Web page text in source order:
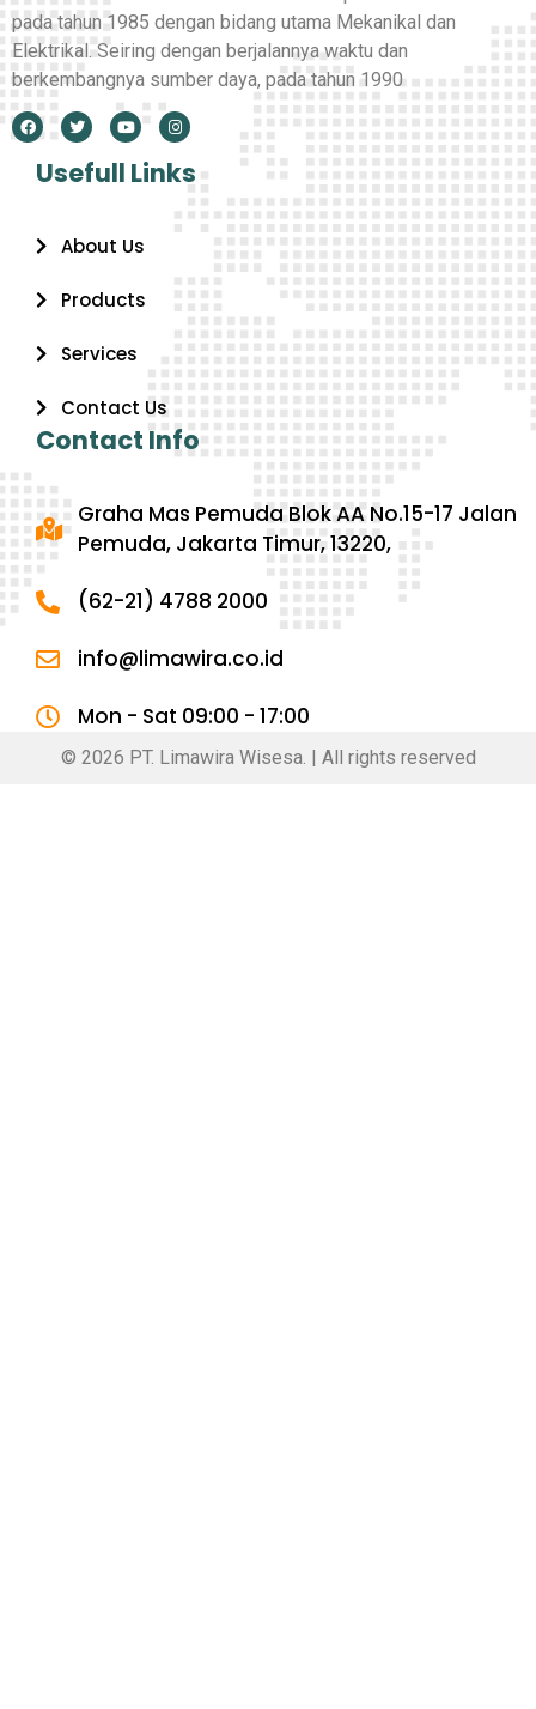
pada tahun 1985 dengan bidang utama Mekanikal dan
Elektrikal. Seiring dengan berjalannya waktu dan
berkembangnya sumber daya, pada tahun 1990
Usefull Links
About Us
Products
Services
Contact Us
Contact Info
Graha Mas Pemuda Blok AA No.15-17 Jalan
Pemuda, Jakarta Timur, 13220,
(62-21) 4788 2000
info@limawira.co.id
Mon - Sat 09:00 - 17:00
© 2026 PT. Limawira Wisesa. | All rights reserved